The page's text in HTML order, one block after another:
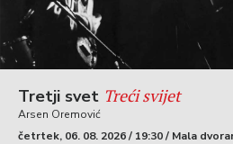
Tretji svet Treći svijet
Arsen Oremović
četrtek, 06. 08. 2026 / 19:30 / Mala